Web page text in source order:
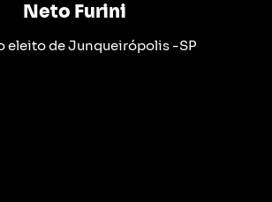
Neto Furini
eleito de Junqueirópolis -SP